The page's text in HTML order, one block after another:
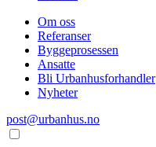
Om oss
Referanser
Byggeprosessen
Ansatte
Bli Urbanhusforhandler
Nyheter
post@urbanhus.no